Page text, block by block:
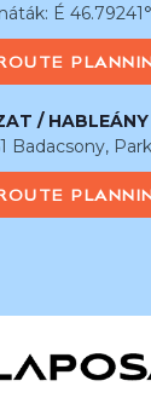
É
/ HABLEÁNY
Badacsony,